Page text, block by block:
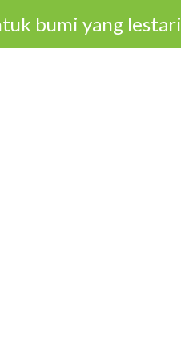
bumi yang lestari